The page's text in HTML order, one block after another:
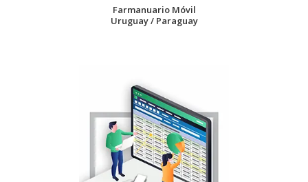
Farmanuario Móvil
Uruguay / Paraguay